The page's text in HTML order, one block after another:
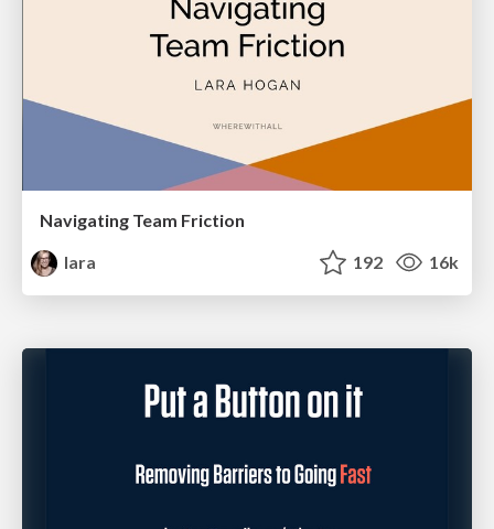
Navigating Team Friction
lara
192 16k